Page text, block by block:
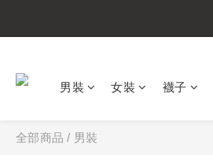
男裝 女裝 襪子
全部商品 / 男裝